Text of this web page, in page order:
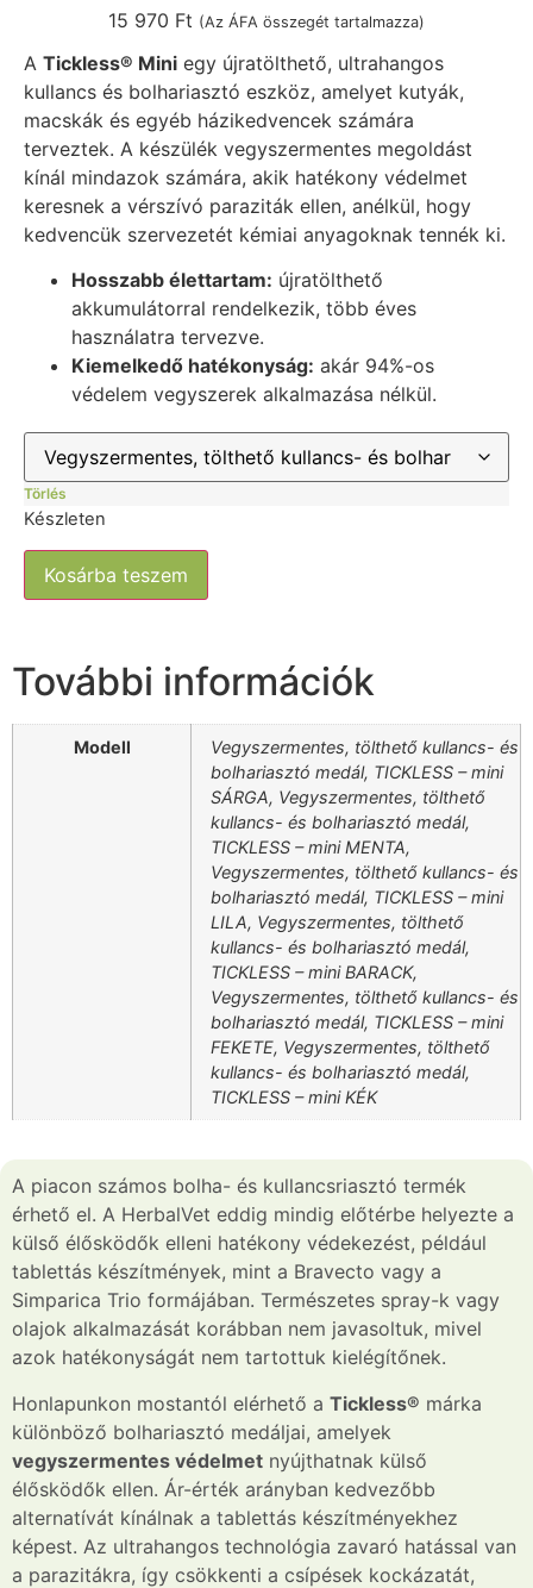
15 970 Ft (Az ÁFA összegét tartalmazza)
A Tickless® Mini egy újratölthető, ultrahangos
kullancs és bolhariasztó eszköz, amelyet kutyák,
macskák és egyéb házikedvencek számára
terveztek. A készülék vegyszermentes megoldást
kínál mindazok számára, akik hatékony védelmet
keresnek a vérszívó paraziták ellen, anélkül, hogy
kedvencük szervezetét kémiai anyagoknak tennék ki.
Hosszabb élettartam: újratölthető
akkumulátorral rendelkezik, több éves
használatra tervezve.
Kiemelkedő hatékonyság: akár 94%-os
védelem vegyszerek alkalmazása nélkül.
Törlés
Készleten
Kosárba teszem
További információk
Modell
Vegyszermentes, tölthető kullancs- és
bolhariasztó medál, TICKLESS – mini
SÁRGA, Vegyszermentes, tölthető
kullancs- és bolhariasztó medál,
TICKLESS – mini MENTA,
Vegyszermentes, tölthető kullancs- és
bolhariasztó medál, TICKLESS – mini
LILA, Vegyszermentes, tölthető
kullancs- és bolhariasztó medál,
TICKLESS – mini BARACK,
Vegyszermentes, tölthető kullancs- és
bolhariasztó medál, TICKLESS – mini
FEKETE, Vegyszermentes, tölthető
kullancs- és bolhariasztó medál,
TICKLESS – mini KÉK
A piacon számos bolha- és kullancsriasztó termék
érhető el. A HerbalVet eddig mindig előtérbe helyezte a
külső élősködők elleni hatékony védekezést, például
tablettás készítmények, mint a Bravecto vagy a
Simparica Trio formájában. Természetes spray-k vagy
olajok alkalmazását korábban nem javasoltuk, mivel
azok hatékonyságát nem tartottuk kielégítőnek.
Honlapunkon mostantól elérhető a Tickless® márka
különböző bolhariasztó medáljai, amelyek
vegyszermentes védelmet nyújthatnak külső
élősködők ellen. Ár-érték arányban kedvezőbb
alternatívát kínálnak a tablettás készítményekhez
képest. Az ultrahangos technológia zavaró hatással van
a parazitákra, így csökkenti a csípések kockázatát,